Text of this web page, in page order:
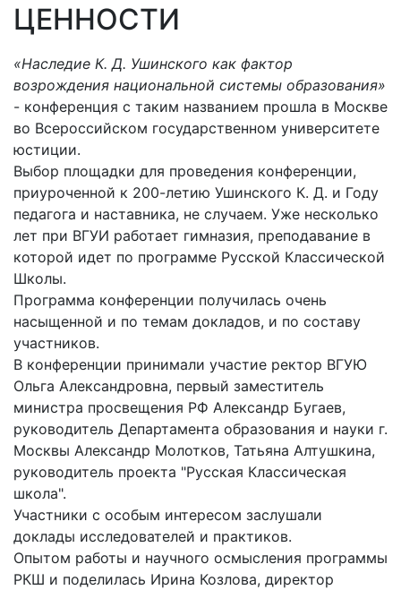
ЦЕННОСТИ
«Наследие К. Д. Ушинского как фактор
возрождения национальной системы образования»
- конференция с таким названием прошла в Москве
во Всероссийском государственном университете
юстиции.
Выбор площадки для проведения конференции,
приуроченной к 200-летию Ушинского К. Д. и Году
педагога и наставника, не случаем. Уже несколько
лет при ВГУИ работает гимназия, преподавание в
которой идет по программе Русской Классической
Школы.
Программа конференции получилась очень
насыщенной и по темам докладов, и по составу
участников.
В конференции принимали участие ректор ВГУЮ
Ольга Александровна, первый заместитель
министра просвещения РФ Александр Бугаев,
руководитель Департамента образования и науки г.
Москвы Александр Молотков, Татьяна Алтушкина,
руководитель проекта "Русская Классическая
школа".
Участники с особым интересом заслушали
доклады исследователей и практиков.
Опытом работы и научного осмысления программы
РКШ и поделилась Ирина Козлова, директор